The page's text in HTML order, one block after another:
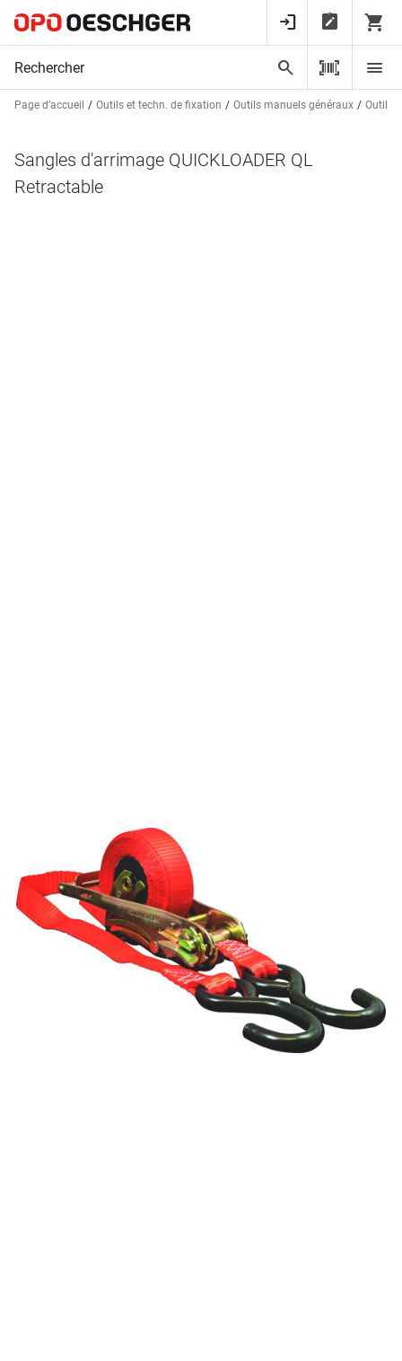
Page d’accueil Outils et techn. de fixation Outils manuels généraux Outils
Sangles d'arrimage QUICKLOADER QL
Retractable